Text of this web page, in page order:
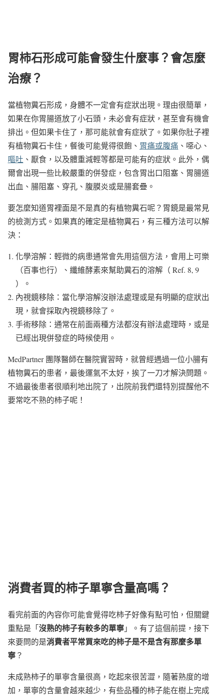
胃柿石形成可能會發生什麼事？會怎麼
治療？
當植物糞石形成，身體不一定會有症狀出現。理由很簡單，
如果在你胃腸道放了小石頭，未必會有症狀，甚至會有機會
排出。但如果卡住了，那可能就會有症狀了。如果你肚子裡
有植物糞石卡住，餐後可能覺得很飽、 胃痛或腹痛 、噁心、
嘔吐 、厭食，以及體重減輕等都是可能有的症狀。此外，偶
爾會出現一些比較嚴重的併發症，包含胃出口阻塞、胃腸道
出血、腸阻塞、穿孔、腹膜炎或是腸套疊。
要怎麼知道胃裡面是不是真的有植物糞石呢？胃鏡是最常見
的檢測方式。如果真的確定是植物糞石，有三種方法可以解
決：
化學溶解：輕微的病患通常會先用這個方法，會用上可樂
（百事也行）、纖維酵素來幫助糞石的溶解（ Ref. 8, 9
）。
內視鏡移除：當化學溶解沒辦法處理或是有明顯的症狀出
現，就會採取內視鏡移除了。
手術移除：通常在前面兩種方法都沒有辦法處理時，或是
已經出現併發症的時候使用。
MedPartner 團隊醫師在醫院實習時，就曾經遇過一位小腸有
植物糞石的患者，最後運氣不太好，挨了一刀才解決問題。
不過最後患者很順利地出院了，出院前我們還特別提醒他不
要常吃不熟的柿子呢！
消費者買的柿子單寧含量高嗎？
看完前面的內容你可能會覺得吃柿子好像有點可怕，但關鍵
重點是「沒熟的柿子有較多的單寧」。有了這個前提，接下
來要問的是消費者平常買來吃的柿子是不是含有那麼多單
寧？
未成熟柿子的單寧含量很高，吃起來很苦澀，隨著熟度的增
加，單寧的含量會越來越少，有些品種的柿子能在樹上完成